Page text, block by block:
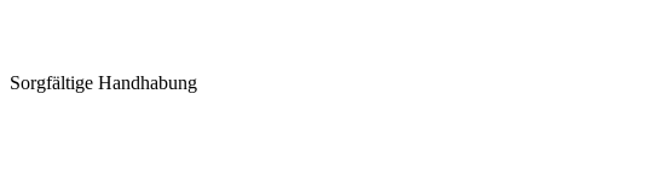
Sorgfältige Handhabung